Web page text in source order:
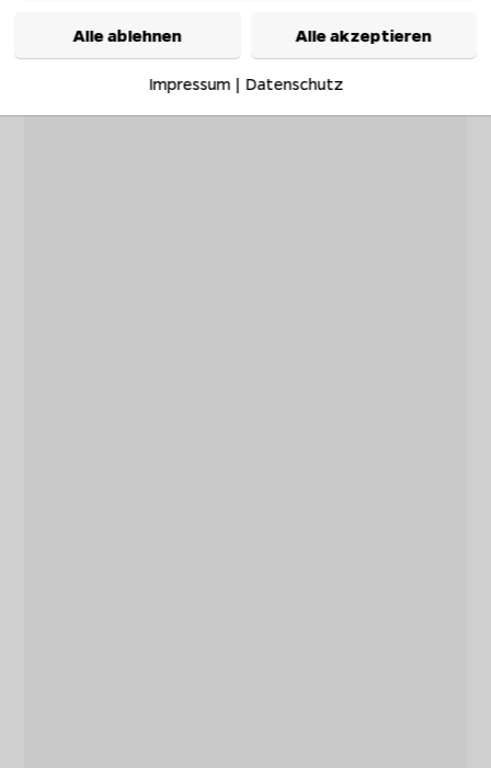
Alle ablehnen Alle akzeptieren
Impressum| Datenschutz